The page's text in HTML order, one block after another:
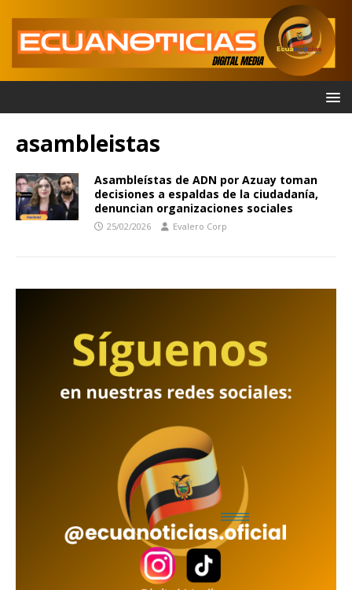
asambleistas
Asambleístas de ADN por Azuay toman
decisiones a espaldas de la ciudadanía,
denuncian organizaciones sociales
25/02/2026 Evalero Corp